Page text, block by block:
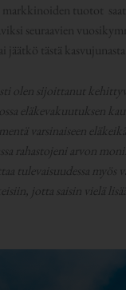
markkinoiden tuotot
seuraavien
jäätkö tästä
olen sijoittanut
eläkevakuutuksen
varsinaiseen
rahastojeni arvon
tulevaisuudessa myös
jotta saisin vielä